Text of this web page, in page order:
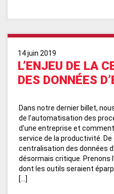
14 juin 2019
L’ENJEU DE LA
DES DONNÉES
Dans notre dernier billet,
de l’automatisation des
d’une entreprise et
service de la productivité. De
centralisation des données
désormais critique. Prenons
dont les outils seraient
[…]